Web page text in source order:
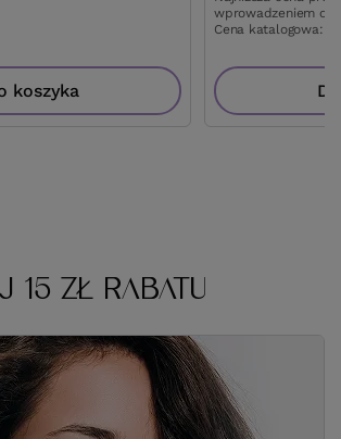
koszyka
wprowadzeniem
Cena katalogowa:
15 ZŁ RABATU